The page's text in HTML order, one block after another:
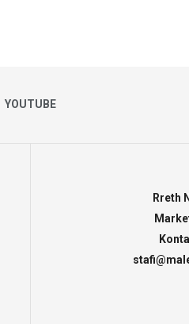
YOUTUBE
Rreth